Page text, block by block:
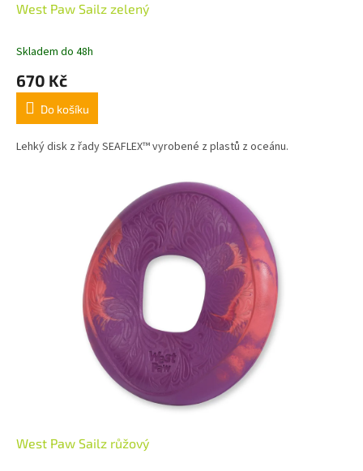
West Paw Sailz zelený
Skladem do 48h
670 Kč
Do košíku
Lehký disk z řady SEAFLEX™ vyrobené z plastů z oceánu.
West Paw Sailz růžový